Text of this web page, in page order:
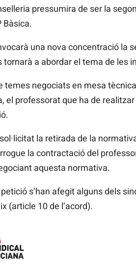
pressumira de ser la
Bàsica.
una nova concentració la
tornarà a abordar el tema de les
temes negociats en mesa
el professorat que ha de
la retirada de la
la contractació del
aquesta normativa.
s’han afegit alguns dels
(article 10 de l’acord).